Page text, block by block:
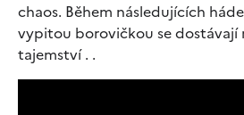
chaos. Během následujících
vypitou borovičkou se dostávají
tajemství . .